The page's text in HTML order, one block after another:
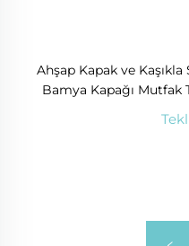
Ahşap Kapak ve
Bamya Kapağı Mutfak